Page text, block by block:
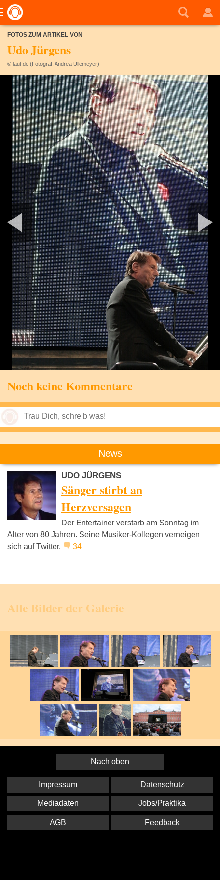
FOTOS ZUM ARTIKEL VON
Udo Jürgens
© laut.de (Fotograf: Andrea Ullemeyer)
Noch keine Kommentare
News
UDO JÜRGENS
Sänger stirbt an
Herzversagen
Der Entertainer verstarb am Sonntag im
Alter von 80 Jahren. Seine Musiker-Kollegen verneigen
sich auf Twitter.
34
Alle Bilder der Galerie
Nach oben
Impressum Datenschutz
Mediadaten Jobs/Praktika
AGB Feedback